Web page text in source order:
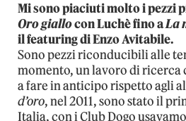
Mi sono piaciuti molto i pezzi
Oro giallocon Luchè fino aLa
il featuring di Enzo Avitabile.
Sono pezzi riconducibili alle
momento, un lavoro di ricerca
a fare in anticipo rispetto agli
d’oro, nel 2011, sono stato il
Italia, con i Club Dogo